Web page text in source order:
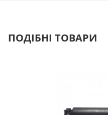
ПОДІБНІ ТОВАРИ